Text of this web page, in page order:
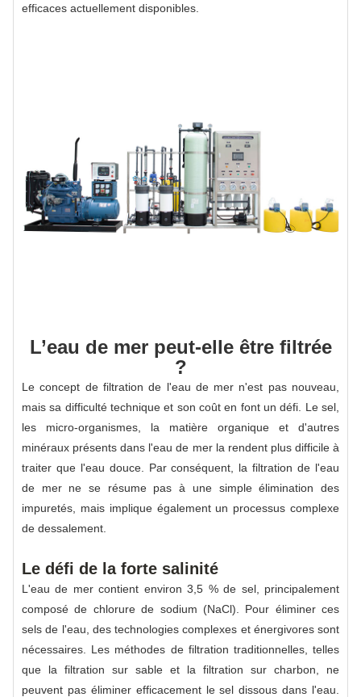
efficaces actuellement disponibles.
L’eau de mer peut-elle être filtrée
?
Le concept de filtration de l'eau de mer n'est pas nouveau,
mais sa difficulté technique et son coût en font un défi. Le sel,
les micro-organismes, la matière organique et d'autres
minéraux présents dans l'eau de mer la rendent plus difficile à
traiter que l'eau douce. Par conséquent, la filtration de l'eau
de mer ne se résume pas à une simple élimination des
impuretés, mais implique également un processus complexe
de dessalement.
Le défi de la forte salinité
L'eau de mer contient environ 3,5 % de sel, principalement
composé de chlorure de sodium (NaCl). Pour éliminer ces
sels de l'eau, des technologies complexes et énergivores sont
nécessaires. Les méthodes de filtration traditionnelles, telles
que la filtration sur sable et la filtration sur charbon, ne
peuvent pas éliminer efficacement le sel dissous dans l'eau.